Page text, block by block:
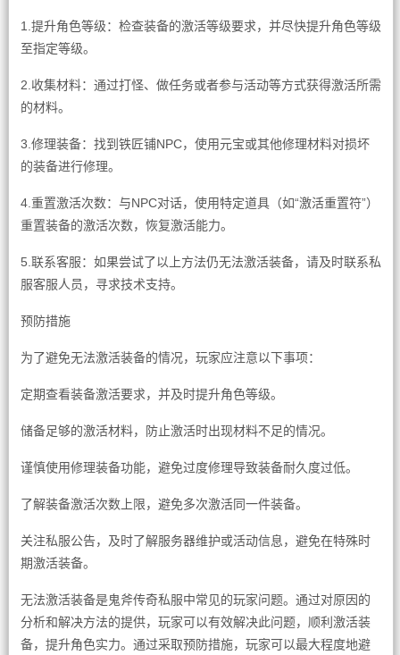
1.提升角色等级：检查装备的激活等级要求，并尽快提升角色等级
至指定等级。
2.收集材料：通过打怪、做任务或者参与活动等方式获得激活所需
的材料。
3.修理装备：找到铁匠铺NPC，使用元宝或其他修理材料对损坏
的装备进行修理。
4.重置激活次数：与NPC对话，使用特定道具（如“激活重置符”）
重置装备的激活次数，恢复激活能力。
5.联系客服：如果尝试了以上方法仍无法激活装备，请及时联系私
服客服人员，寻求技术支持。
预防措施
为了避免无法激活装备的情况，玩家应注意以下事项：
定期查看装备激活要求，并及时提升角色等级。
储备足够的激活材料，防止激活时出现材料不足的情况。
谨慎使用修理装备功能，避免过度修理导致装备耐久度过低。
了解装备激活次数上限，避免多次激活同一件装备。
关注私服公告，及时了解服务器维护或活动信息，避免在特殊时
期激活装备。
无法激活装备是鬼斧传奇私服中常见的玩家问题。通过对原因的
分析和解决方法的提供，玩家可以有效解决此问题，顺利激活装
备，提升角色实力。通过采取预防措施，玩家可以最大程度地避